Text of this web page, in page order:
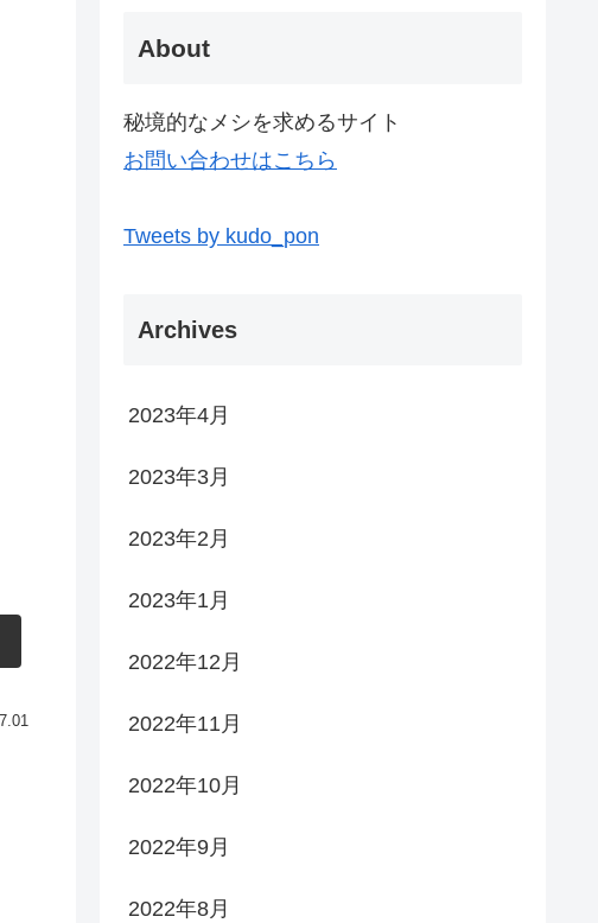
About
秘境的なメシを求めるサイト
お問い合わせはこちら
Tweets by kudo_pon
Archives
2023年4月
2023年3月
2023年2月
2023年1月
2022年12月
2022年11月
2022年10月
2022年9月
2022年8月